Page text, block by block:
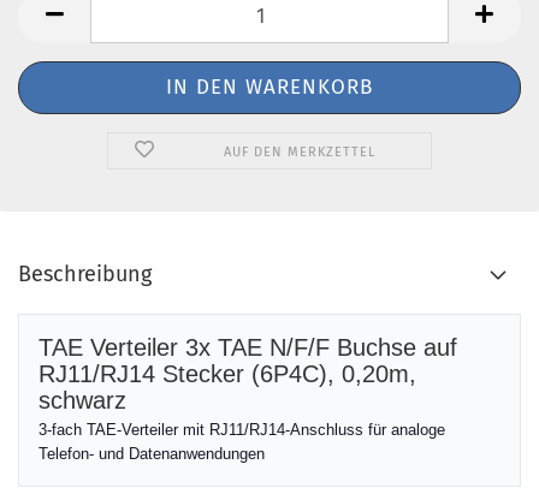
AUF DEN MERKZETTEL
Beschreibung
TAE Verteiler 3x TAE N/F/F Buchse auf
RJ11/RJ14 Stecker (6P4C), 0,20m,
schwarz
3-fach TAE-Verteiler mit RJ11/RJ14-Anschluss für analoge
Telefon- und Datenanwendungen